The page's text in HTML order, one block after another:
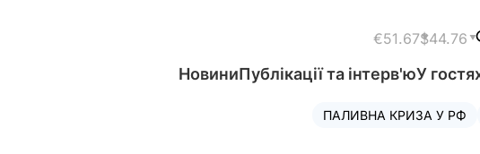
€51.67$44.76
НовиниПублікації та інтерв'юУ
ПАЛИВНА КРИЗА У РФ